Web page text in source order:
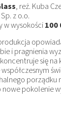
, reż. Kuba
z o.o.
w wysokości100
i pragnienia
się
porządku
pokolenie